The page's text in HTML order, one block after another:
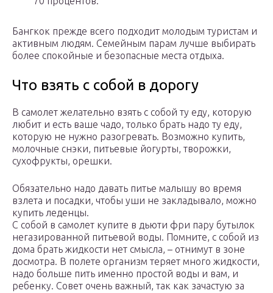
Бангкок прежде всего подходит молодым туристам и
активным людям. Семейным парам лучше выбирать
более спокойные и безопасные места отдыха.
Что взять с собой в дорогу
В самолет желательно взять с собой ту еду, которую
любит и есть ваше чадо, только брать надо ту еду,
которую не нужно разогревать. Возможно купить,
молочные снэки, питьевые йогурты, творожки,
сухофрукты, орешки.
Обязательно надо давать питье малышу во время
взлета и посадки, чтобы уши не закладывало, можно
купить леденцы.
С собой в самолет купите в дьюти фри пару бутылок
негазированной питьевой воды. Помните, с собой из
дома брать жидкости нет смысла, – отнимут в зоне
досмотра. В полете организм теряет много жидкости,
надо больше пить именно простой воды и вам, и
ребенку. Совет очень важный, так как зачастую за